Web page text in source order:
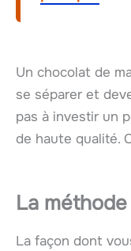
Un chocolat de
se séparer et
pas à investir un
de haute qualité.
La
La façon dont